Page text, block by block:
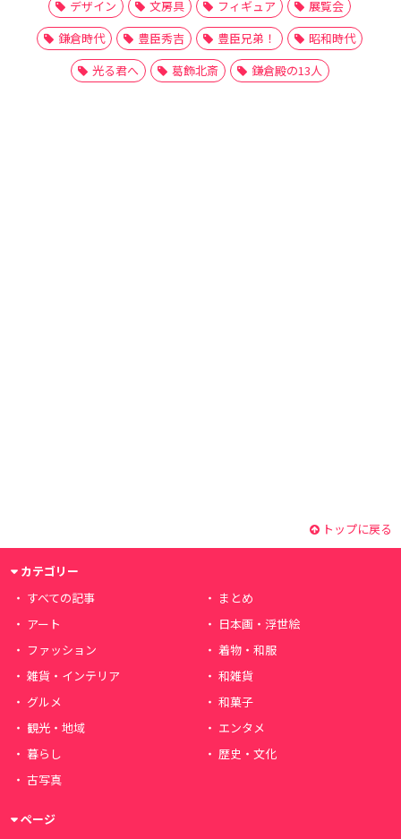
デザイン
文房具 フィギュア
展覧会
鎌倉時代
豊臣秀吉 豊臣兄弟！
昭和時代
光る君へ
葛飾北斎 鎌倉殿の13人
トップに戻る
カテゴリー
すべての記事
まとめ
アート
日本画・浮世絵
ファッション
着物・和服
雑貨・インテリア
和雑貨
グルメ
和菓子
観光・地域
エンタメ
暮らし
歴史・文化
古写真
ページ